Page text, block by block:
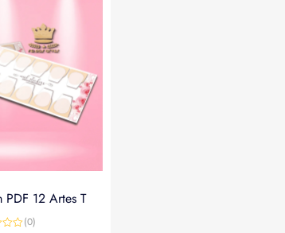
PDF 12 Artes T
(0)